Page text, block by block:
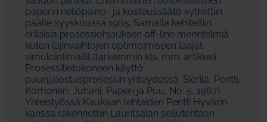
paperin neliöpaino- ja kosteussäätö kytkettiin
päälle syyskuussa 1965. Samalla kehiteltiin
erilaisia prosessiohjauksen off-line menetelmiä
kuten lajinvaihtojen optimoimiseen laajat
simulointimallit (tarkemmin kts. mm. artikkeli
Prosessitietokoneen käyttö
puunjalostusprosessin yhteydessä, Sierilä, Pentti,
Korhonen, Juhani, Paperi ja Puu, No. 5, 1967).
Yhteistyössä Kaukaan tehtaiden Pentti Hyvärin
kanssa rakennettiin Lauritsalan sellutehtaan